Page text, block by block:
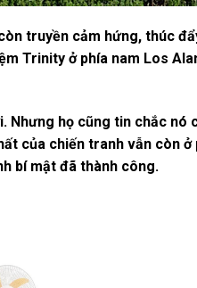
truyền cảm hứng, thúc
Trinity ở phía nam Los
Nhưng họ cũng tin chắc nó
của chiến tranh vẫn còn ở
bí mật đã thành công.